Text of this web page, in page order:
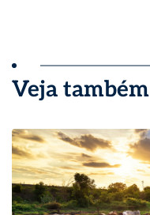
Veja também